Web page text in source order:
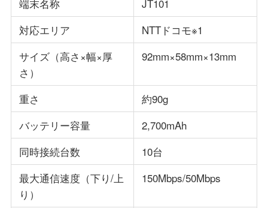
端末名称
JT101
対応エリア
NTTドコモ※1
サイズ（高さ×幅×厚
さ）
92mm×58mm×13mm
重さ
約90g
バッテリー容量
2,700mAh
同時接続台数
10台
最大通信速度（下り/上
り）
150Mbps/50Mbps